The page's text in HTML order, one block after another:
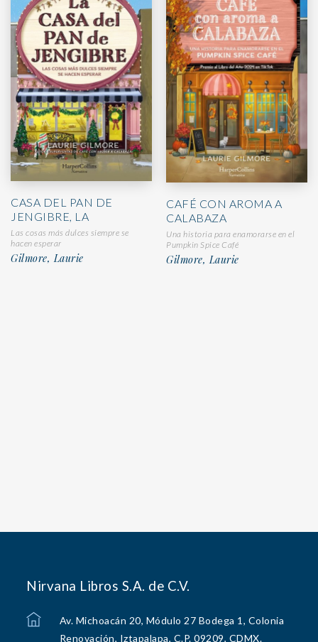
CASA DEL PAN DE
JENGIBRE, LA
Las cosas más dulces siempre se
hacen esperar
Gilmore, Laurie
CAFÉ CON AROMA A
CALABAZA
Una historia para enamorarse en el
Pumpkin Spice Café
Gilmore, Laurie
Nirvana Libros S.A. de C.V.
Av. Michoacán 20, Módulo 27 Bodega 1, Colonia
Renovación, Iztapalapa, C.P. 09209, CDMX.